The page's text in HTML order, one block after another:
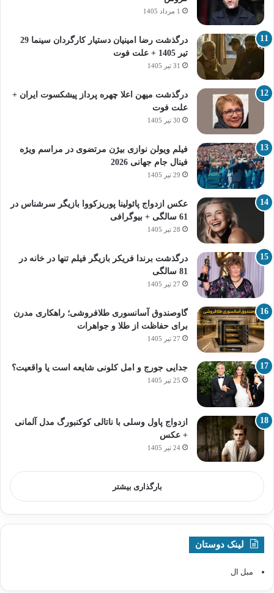
1 مرداد 1405
درگذشت رضا امینیان دستیار کارگردان سینما 29
تیر 1405 + علت فوت
31 تیر 1405
درگذشت میهن اعلا چهره پرداز پیشکسوت ایران +
علت فوت
30 تیر 1405
فیلم ویولن نوازی بیژن مرتضوی در مراسم ویژه
فینال جام جهانی 2026
29 تیر 1405
عکس ازدواج پائولینا پوریزکووا بازیگر سرشناس در
61 سالگی + بیوگرافی
28 تیر 1405
درگذشت برندا فریکر بازیگر فیلم تنها در خانه در
81 سالگی
27 تیر 1405
گاوصندوق آسانسوری طلافروشی؛ راهکاری مدرن
برای حفاظت از طلا و جواهرات
27 تیر 1405
جدایی جورج و امل کلونی شایعه است یا واقعیت؟
25 تیر 1405
ازدواج پاول وسلی با ناتالی کوکنبورگ مدل آلمانی
+ عکس
24 تیر 1405
بارگذاری بیشتر
لینک دوستان
مبل ال